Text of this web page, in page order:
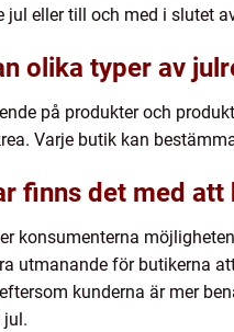
eller till och med i slutet
olika typer av
på produkter och
Varje butik kan
finns det med
konsumenterna
utmanande för butikerna
kunderna är mer
jul.